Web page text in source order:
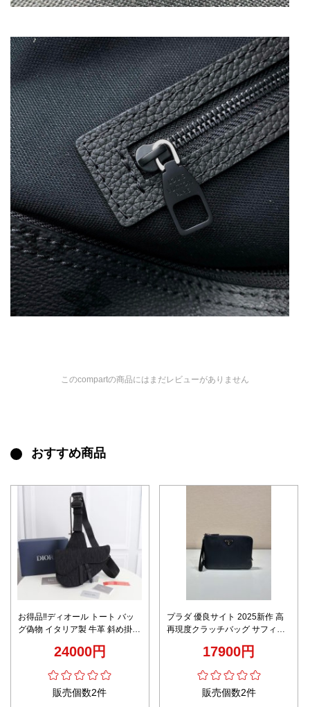
このcompartの商品にはまだレビューがありません
おすすめ商品
お得品‼ディオール トート バッ
グ偽物 イタリア製 牛革 斜め掛け
24000円
販売個数2件
プラダ 優良サイト 2025新作 高
再現度クラッチバッグ サフィア
感仕上げ 選ばれる理由あり 即納
17900円
販売個数2件